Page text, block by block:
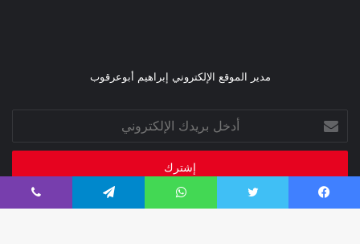
مدير الموقع الإلكتروني إبراهيم أبوعرقوب
بريدك
الإلكتروني
فيسبوك تويتر واتساب تيلقرام ڤايبر